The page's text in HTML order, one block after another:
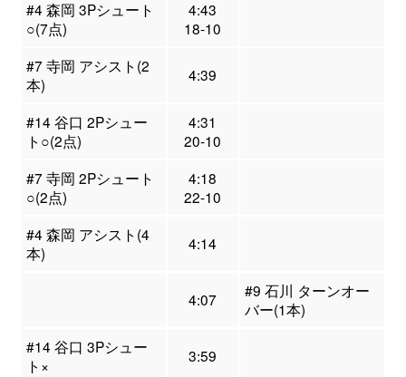
#4 森岡 3Pシュート
○(7点)
4:43
18-10
#7 寺岡 アシスト(2
本)
4:39
#14 谷口 2Pシュー
ト○(2点)
4:31
20-10
#7 寺岡 2Pシュート
○(2点)
4:18
22-10
#4 森岡 アシスト(4
本)
4:14
4:07
#9 石川 ターンオー
バー(1本)
#14 谷口 3Pシュー
ト×
3:59